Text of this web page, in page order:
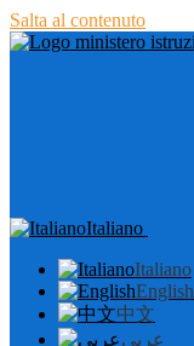
Salta al contenuto
Italiano
Italiano
English
中文
عربى